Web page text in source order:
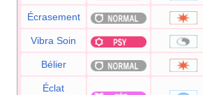
Écrasement
Vibra Soin
Bélier
Éclat